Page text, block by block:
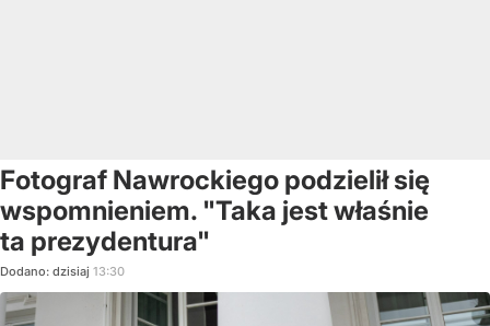
Fotograf Nawrockiego podzielił się
wspomnieniem. "Taka jest właśnie
ta prezydentura"
Dodano: dzisiaj 13:30